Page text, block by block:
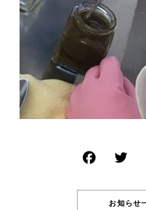
商品一
CHECKED
最近チェック
ORDER
注文履
ショッピン
お知らせ
並び順